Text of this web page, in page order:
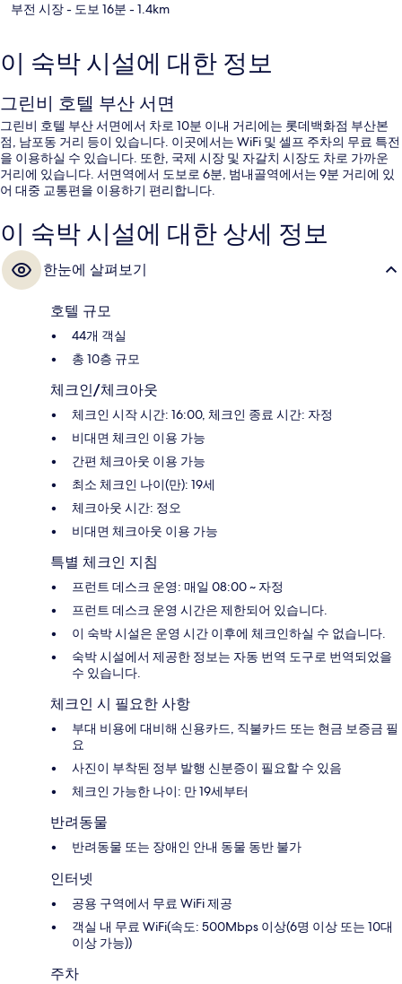
부전 시장- 도보 16분 - 1.4km
이 숙박 시설에 대한 정보
그린비 호텔 부산 서면
그린비 호텔 부산 서면에서 차로 10분 이내 거리에는 롯데백화점 부산본
점, 남포동 거리 등이 있습니다. 이곳에서는 WiFi 및 셀프 주차의 무료 특전
을 이용하실 수 있습니다. 또한, 국제 시장 및 자갈치 시장도 차로 가까운
거리에 있습니다. 서면역에서 도보로 6분, 범내골역에서는 9분 거리에 있
어 대중 교통편을 이용하기 편리합니다.
이 숙박 시설에 대한 상세 정보
한눈에 살펴보기
호텔 규모
44개 객실
총 10층 규모
체크인/체크아웃
체크인 시작 시간: 16:00, 체크인 종료 시간: 자정
비대면 체크인 이용 가능
간편 체크아웃 이용 가능
최소 체크인 나이(만): 19세
체크아웃 시간: 정오
비대면 체크아웃 이용 가능
특별 체크인 지침
프런트 데스크 운영: 매일 08:00 ~ 자정
프런트 데스크 운영 시간은 제한되어 있습니다.
이 숙박 시설은 운영 시간 이후에 체크인하실 수 없습니다.
숙박 시설에서 제공한 정보는 자동 번역 도구로 번역되었을
수 있습니다.
체크인 시 필요한 사항
부대 비용에 대비해 신용카드, 직불카드 또는 현금 보증금 필
요
사진이 부착된 정부 발행 신분증이 필요할 수 있음
체크인 가능한 나이: 만 19세부터
반려동물
반려동물 또는 장애인 안내 동물 동반 불가
인터넷
공용 구역에서 무료 WiFi 제공
객실 내 무료 WiFi(속도: 500Mbps 이상(6명 이상 또는 10대
이상 가능))
주차